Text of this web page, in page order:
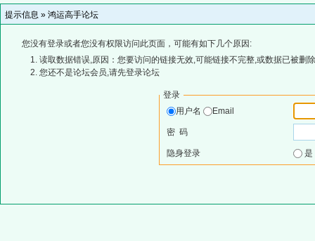
提示信息 » 鸿运高手论坛
您没有登录或者您没有权限访问此页面，可能有如下几个原因:
读取数据错误,原因：您要访问的链接无效,可能链接不完整,或数据已被删
您还不是论坛会员,请先登录论坛
登录
用户名
Email
密 码
隐身登录